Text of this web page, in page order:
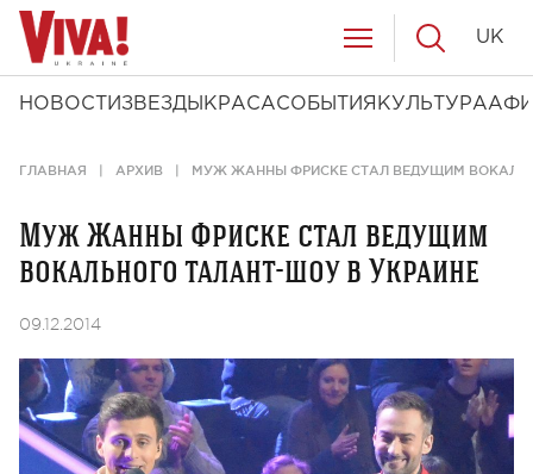
НОВОСТИ ЗВЕЗДЫ КРАСАСОБЫТИЯ КУЛЬТУРА
UK
ГЛАВНАЯ АРХИВ МУЖ ЖАННЫ ФРИСКЕ СТАЛ ВЕДУЩИМ
Муж Жанны Фриске стал ведущим
вокального талант-шоу в Украине
09.12.2014